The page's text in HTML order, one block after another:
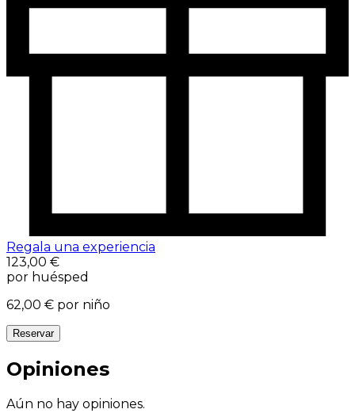
Regala una experiencia
123,00 €
por huésped
62,00 € por niño
Reservar
Opiniones
Aún no hay opiniones.